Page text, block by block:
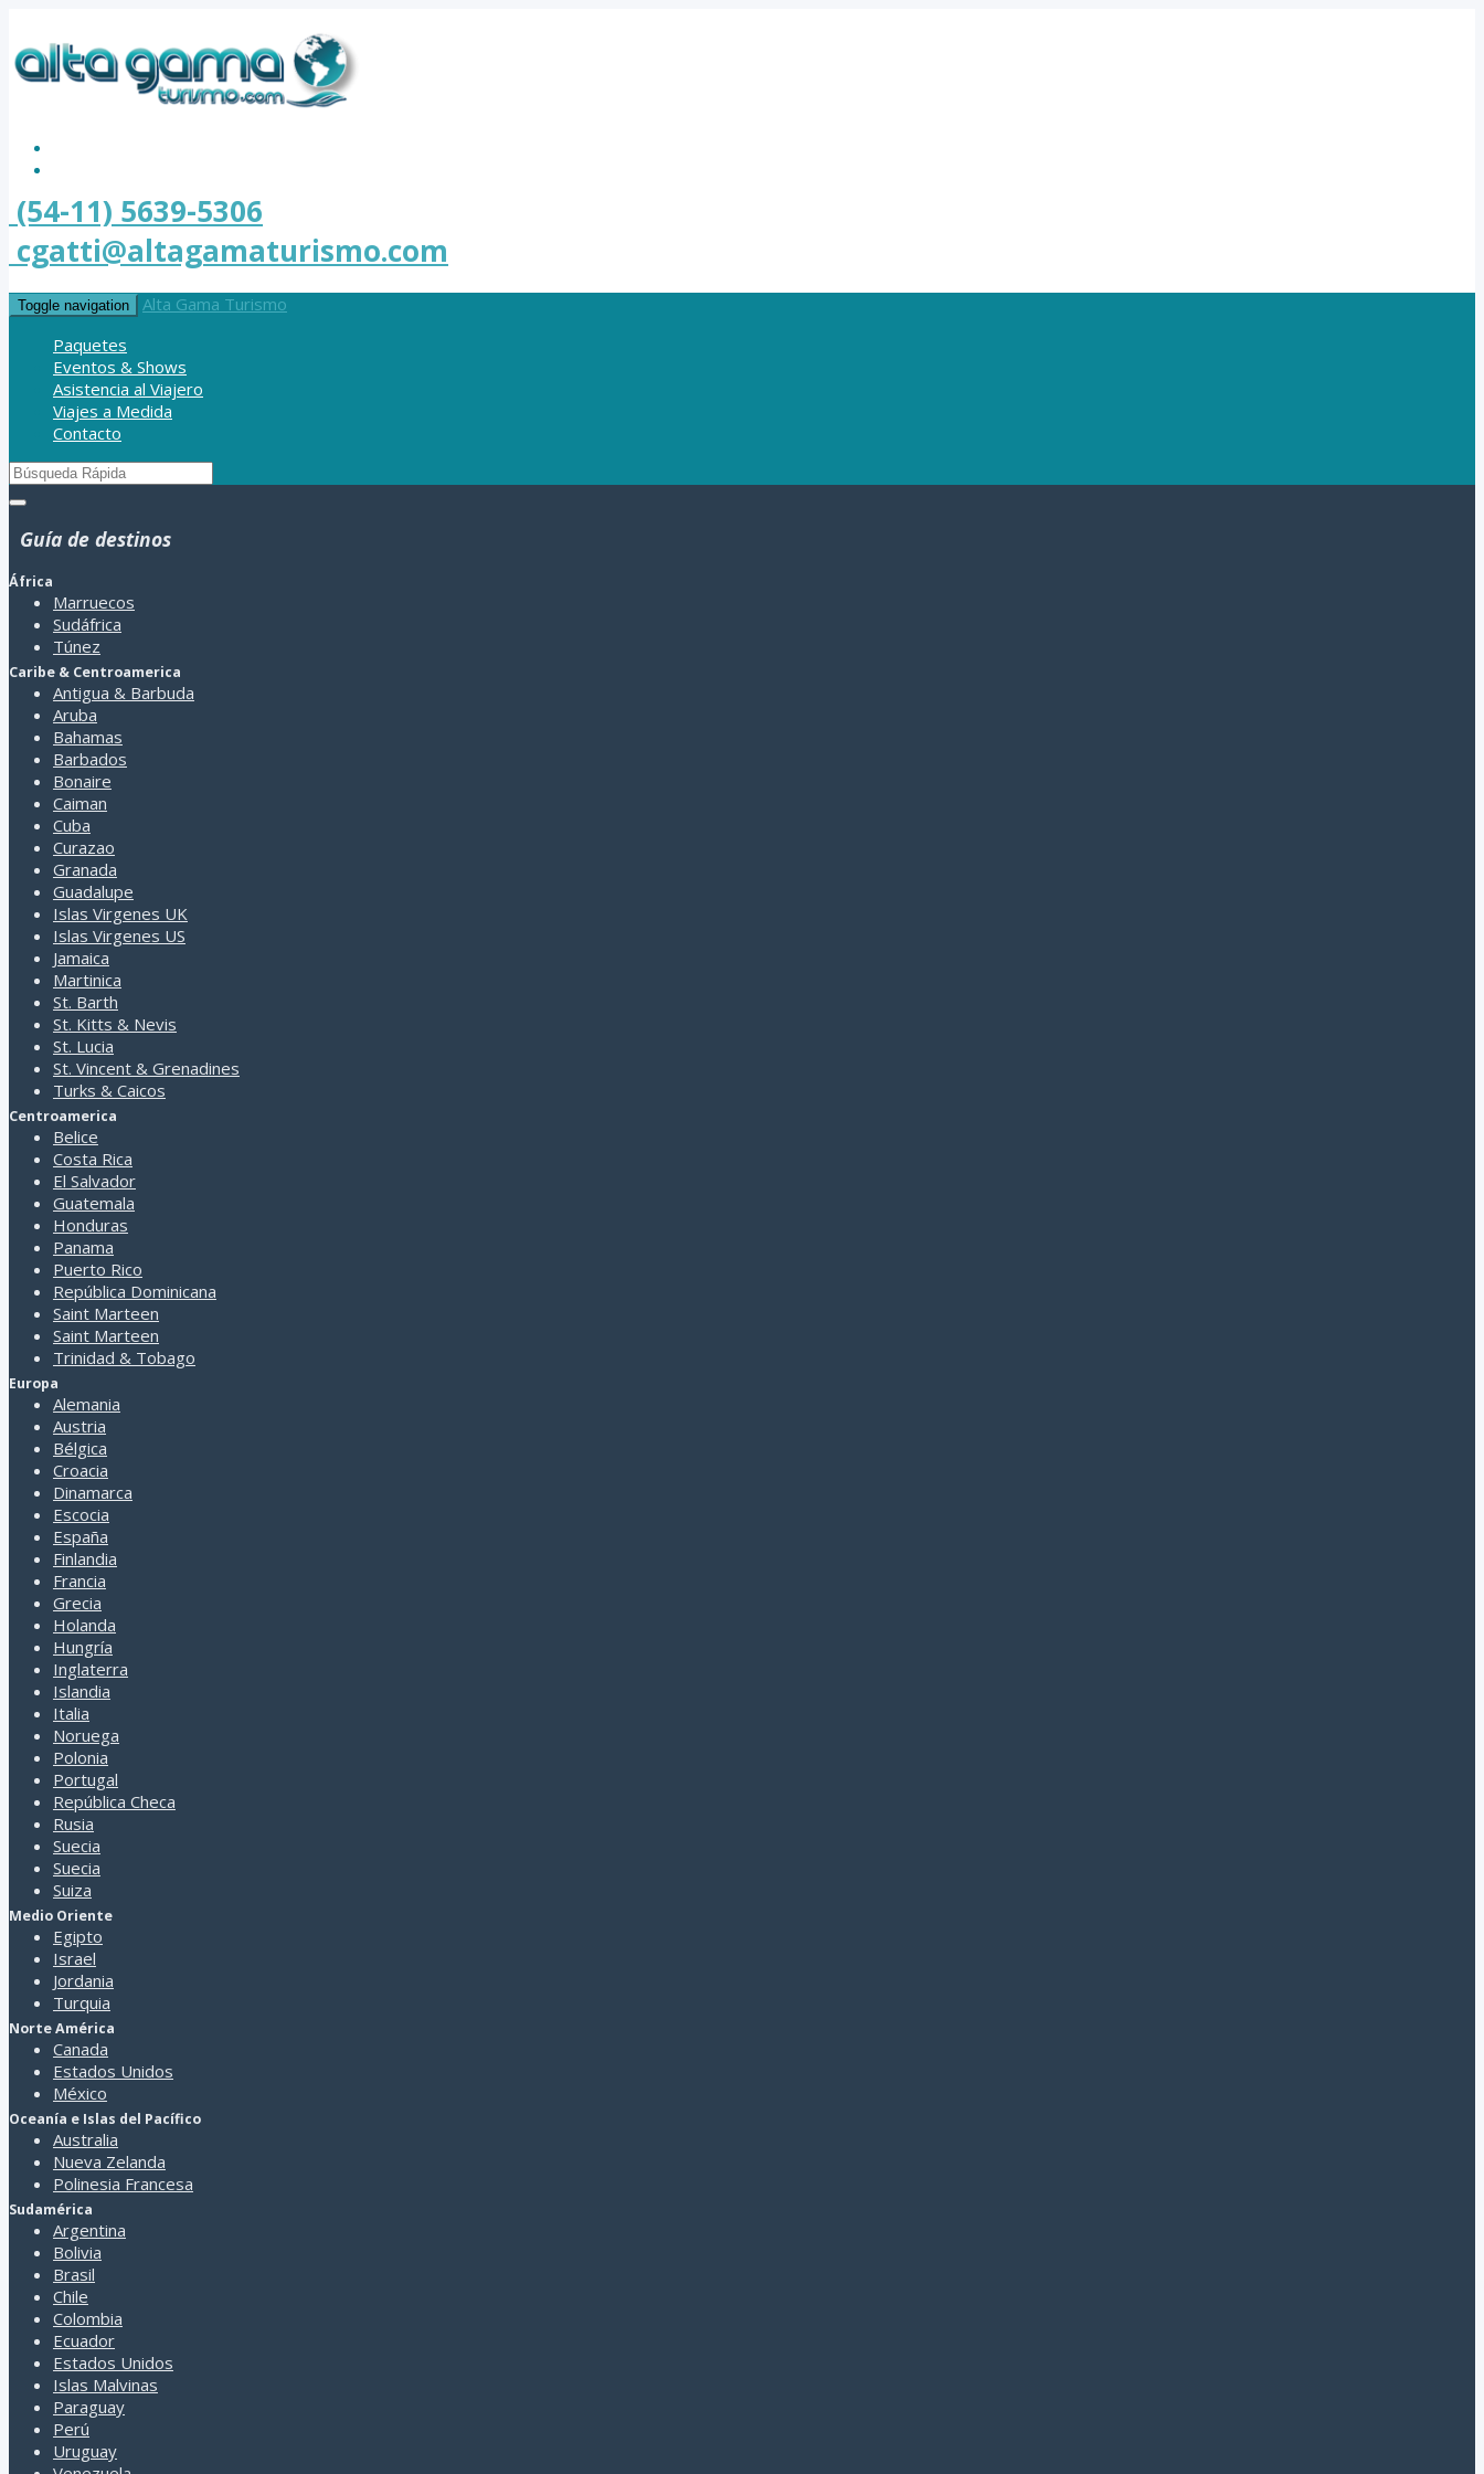
(54-11) 5639-5306
cgatti@altagamaturismo.com
Toggle navigation
Alta Gama Turismo
Paquetes
Eventos & Shows
Asistencia al Viajero
Viajes a Medida
Contacto
Guía de destinos
África
Marruecos
Sudáfrica
Túnez
Caribe & Centroamerica
Antigua & Barbuda
Aruba
Bahamas
Barbados
Bonaire
Caiman
Cuba
Curazao
Granada
Guadalupe
Islas Virgenes UK
Islas Virgenes US
Jamaica
Martinica
St. Barth
St. Kitts & Nevis
St. Lucia
St. Vincent & Grenadines
Turks & Caicos
Centroamerica
Belice
Costa Rica
El Salvador
Guatemala
Honduras
Panama
Puerto Rico
República Dominicana
Saint Marteen
Saint Marteen
Trinidad & Tobago
Europa
Alemania
Austria
Bélgica
Croacia
Dinamarca
Escocia
España
Finlandia
Francia
Grecia
Holanda
Hungría
Inglaterra
Islandia
Italia
Noruega
Polonia
Portugal
República Checa
Rusia
Suecia
Suecia
Suiza
Medio Oriente
Egipto
Israel
Jordania
Turquia
Norte América
Canada
Estados Unidos
México
Oceanía e Islas del Pacífico
Australia
Nueva Zelanda
Polinesia Francesa
Sudamérica
Argentina
Bolivia
Brasil
Chile
Colombia
Ecuador
Estados Unidos
Islas Malvinas
Paraguay
Perú
Uruguay